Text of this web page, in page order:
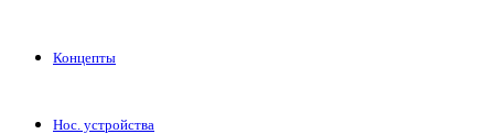
Концепты
Нос. устройства